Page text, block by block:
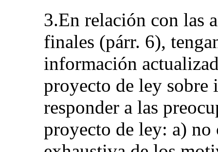
3.En relación con las
finales (párr. 6),
información
proyecto de ley sobre
responder a las
proyecto de ley: a) no